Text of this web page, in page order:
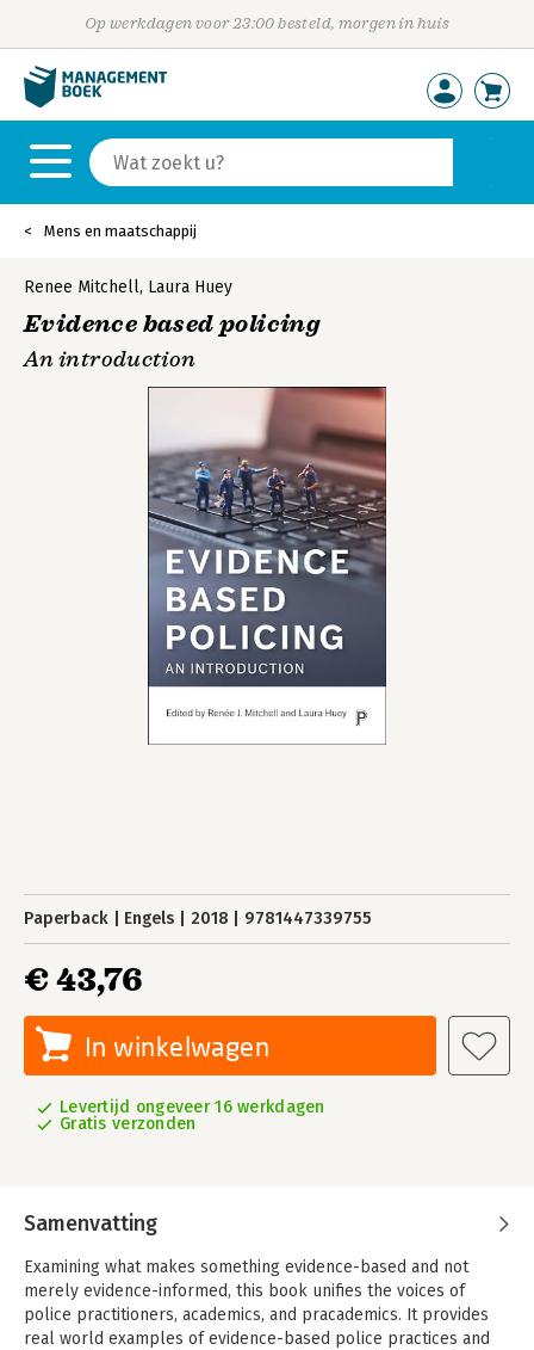
Op werkdagen voor 23:00 besteld, morgen in huis
Mens en maatschappij
Renee Mitchell, Laura Huey
Evidence based policing
An introduction
Paperback Engels 2018 9781447339755
€ 43,76
In winkelwagen
Levertijd ongeveer 16 werkdagen
Gratis verzonden
Samenvatting
Examining what makes something evidence-based and not
merely evidence-informed, this book unifies the voices of
police practitioners, academics, and pracademics. It provides
real world examples of evidence-based police practices and